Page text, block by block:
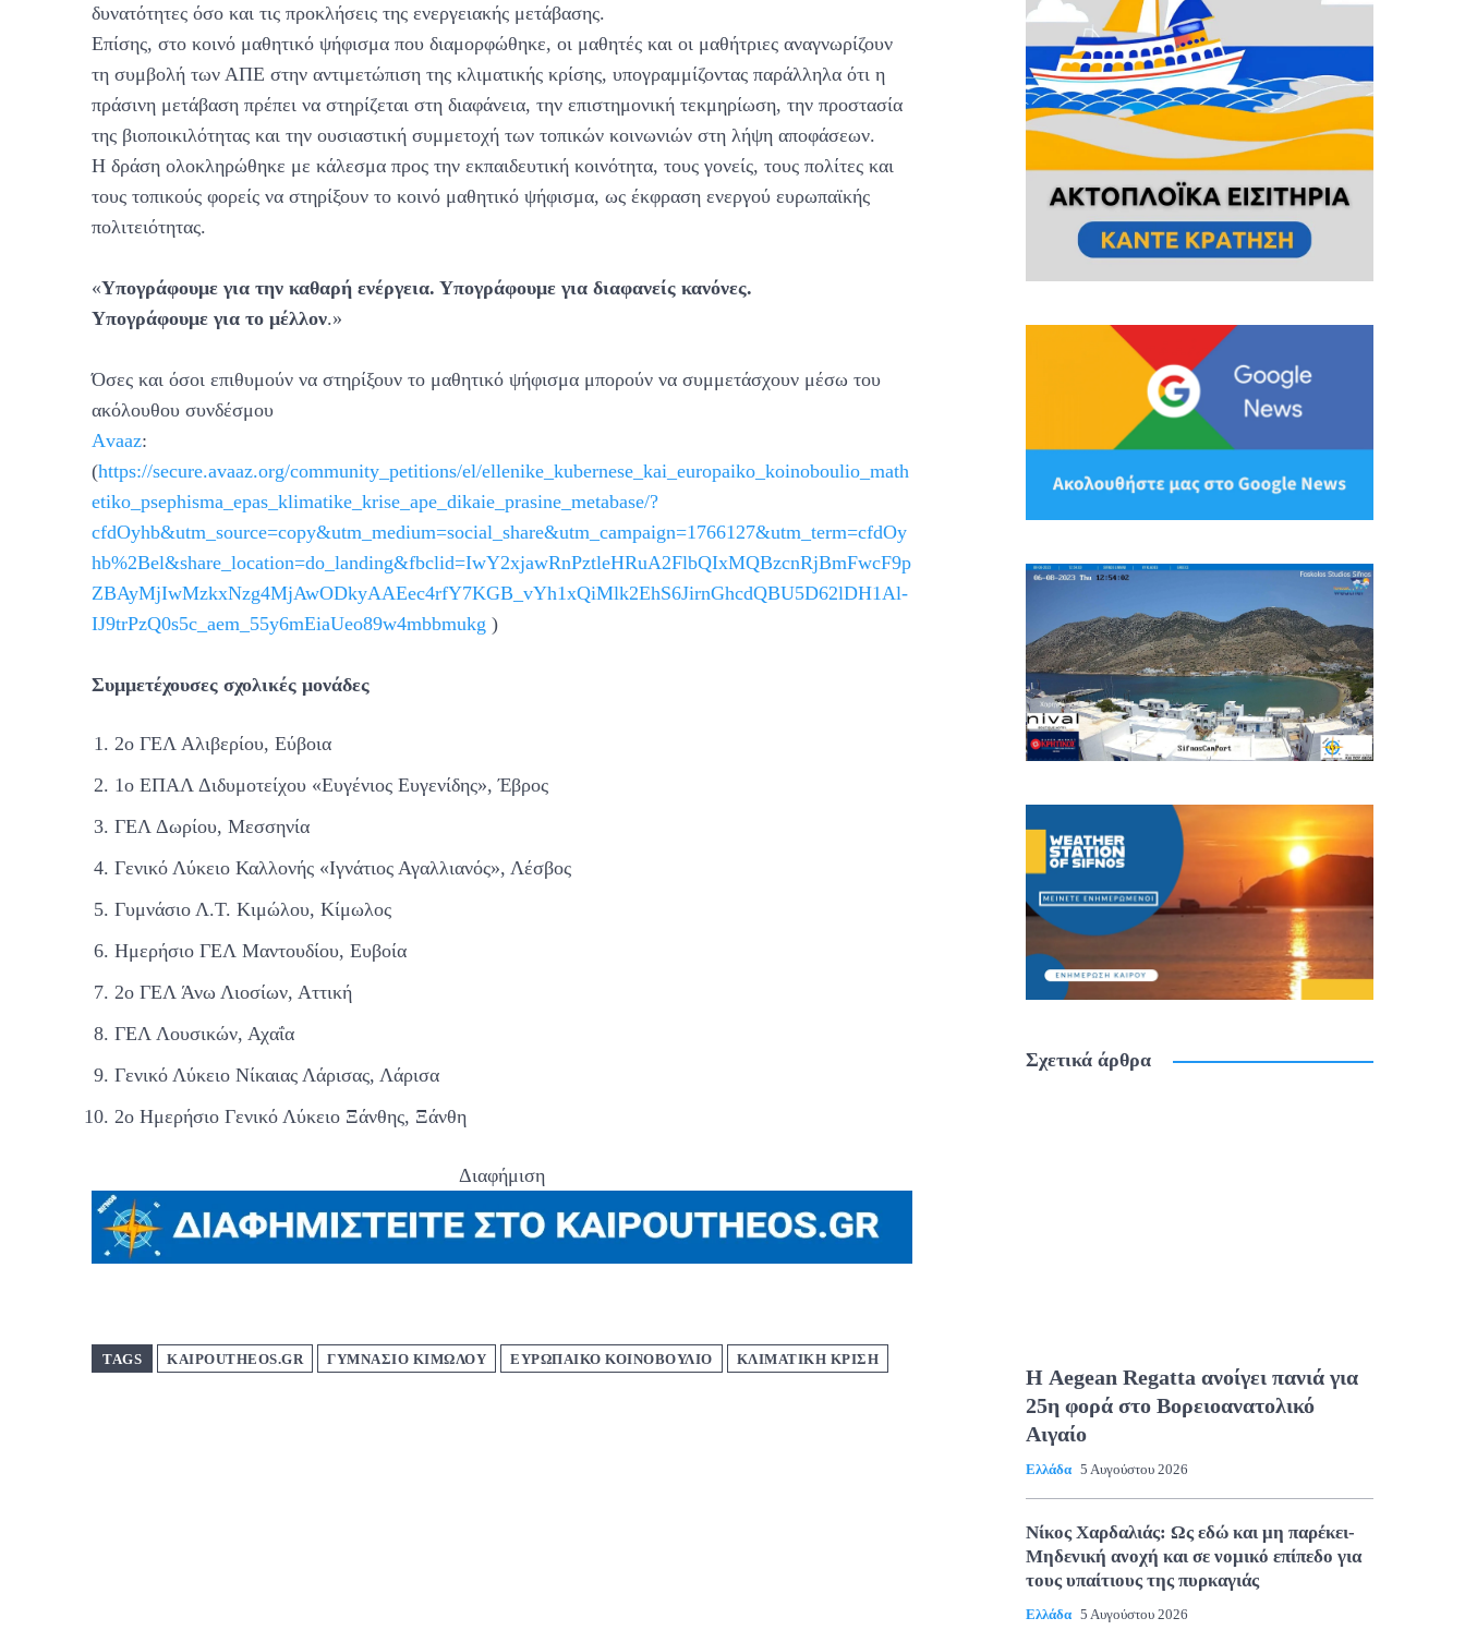
δυνατότητες όσο και τις προκλήσεις της ενεργειακής μετάβασης.
Επίσης, στο κοινό μαθητικό ψήφισμα που διαμορφώθηκε, οι μαθητές και οι μαθήτριες αναγνωρίζουν
τη συμβολή των ΑΠΕ στην αντιμετώπιση της κλιματικής κρίσης, υπογραμμίζοντας παράλληλα ότι η
πράσινη μετάβαση πρέπει να στηρίζεται στη διαφάνεια, την επιστημονική τεκμηρίωση, την προστασία
της βιοποικιλότητας και την ουσιαστική συμμετοχή των τοπικών κοινωνιών στη λήψη αποφάσεων.
Η δράση ολοκληρώθηκε με κάλεσμα προς την εκπαιδευτική κοινότητα, τους γονείς, τους πολίτες και
τους τοπικούς φορείς να στηρίξουν το κοινό μαθητικό ψήφισμα, ως έκφραση ενεργού ευρωπαϊκής
πολιτειότητας.
«Υπογράφουμε για την καθαρή ενέργεια. Υπογράφουμε για διαφανείς κανόνες.
Υπογράφουμε για το μέλλον.»
Όσες και όσοι επιθυμούν να στηρίξουν το μαθητικό ψήφισμα μπορούν να συμμετάσχουν μέσω του
ακόλουθου συνδέσμου
Αvaaz:
(https://secure.avaaz.org/community_petitions/el/ellenike_kubernese_kai_europaiko_koinoboulio_math
etiko_psephisma_epas_klimatike_krise_ape_dikaie_prasine_metabase/?
cfdOyhb&utm_source=copy&utm_medium=social_share&utm_campaign=1766127&utm_term=cfdOy
hb%2Bel&share_location=do_landing&fbclid=IwY2xjawRnPztleHRuA2FlbQIxMQBzcnRjBmFwcF9p
ZBAyMjIwMzkxNzg4MjAwODkyAAEec4rfY7KGB_vYh1xQiMlk2EhS6JirnGhcdQBU5D62lDH1Al-
IJ9trPzQ0s5c_aem_55y6mEiaUeo89w4mbbmukg )
Συμμετέχουσες σχολικές μονάδες
2ο ΓΕΛ Αλιβερίου, Εύβοια
1ο ΕΠΑΛ Διδυμοτείχου «Ευγένιος Ευγενίδης», Έβρος
ΓΕΛ Δωρίου, Μεσσηνία
Γενικό Λύκειο Καλλονής «Ιγνάτιος Αγαλλιανός», Λέσβος
Γυμνάσιο Λ.Τ. Κιμώλου, Κίμωλος
Ημερήσιο ΓΕΛ Μαντουδίου, Ευβοία
2ο ΓΕΛ Άνω Λιοσίων, Αττική
ΓΕΛ Λουσικών, Αχαΐα
Γενικό Λύκειο Νίκαιας Λάρισας, Λάρισα
2ο Ημερήσιο Γενικό Λύκειο Ξάνθης, Ξάνθη
Διαφήμιση
TAGS KAIPOUTHEOS.GR ΓΥΜΝΑΣΙΟ ΚΙΜΩΛΟΥ ΕΥΡΩΠΑΙΚΟ ΚΟΙΝΟΒΟΥΛΙΟ ΚΛΙΜΑΤΙΚΗ ΚΡΙΣΗ
Σχετικά άρθρα
Η Aegean Regatta ανοίγει πανιά για
25η φορά στο Βορειοανατολικό
Αιγαίο
Ελλάδα 5 Αυγούστου 2026
Νίκος Χαρδαλιάς: Ως εδώ και μη παρέκει-
Μηδενική ανοχή και σε νομικό επίπεδο για
τους υπαίτιους της πυρκαγιάς
Ελλάδα 5 Αυγούστου 2026